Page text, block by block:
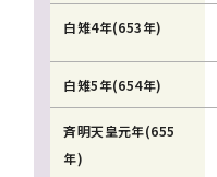
白雉4年(653年)
白雉5年(654年)
斉明天皇元年(655
年)